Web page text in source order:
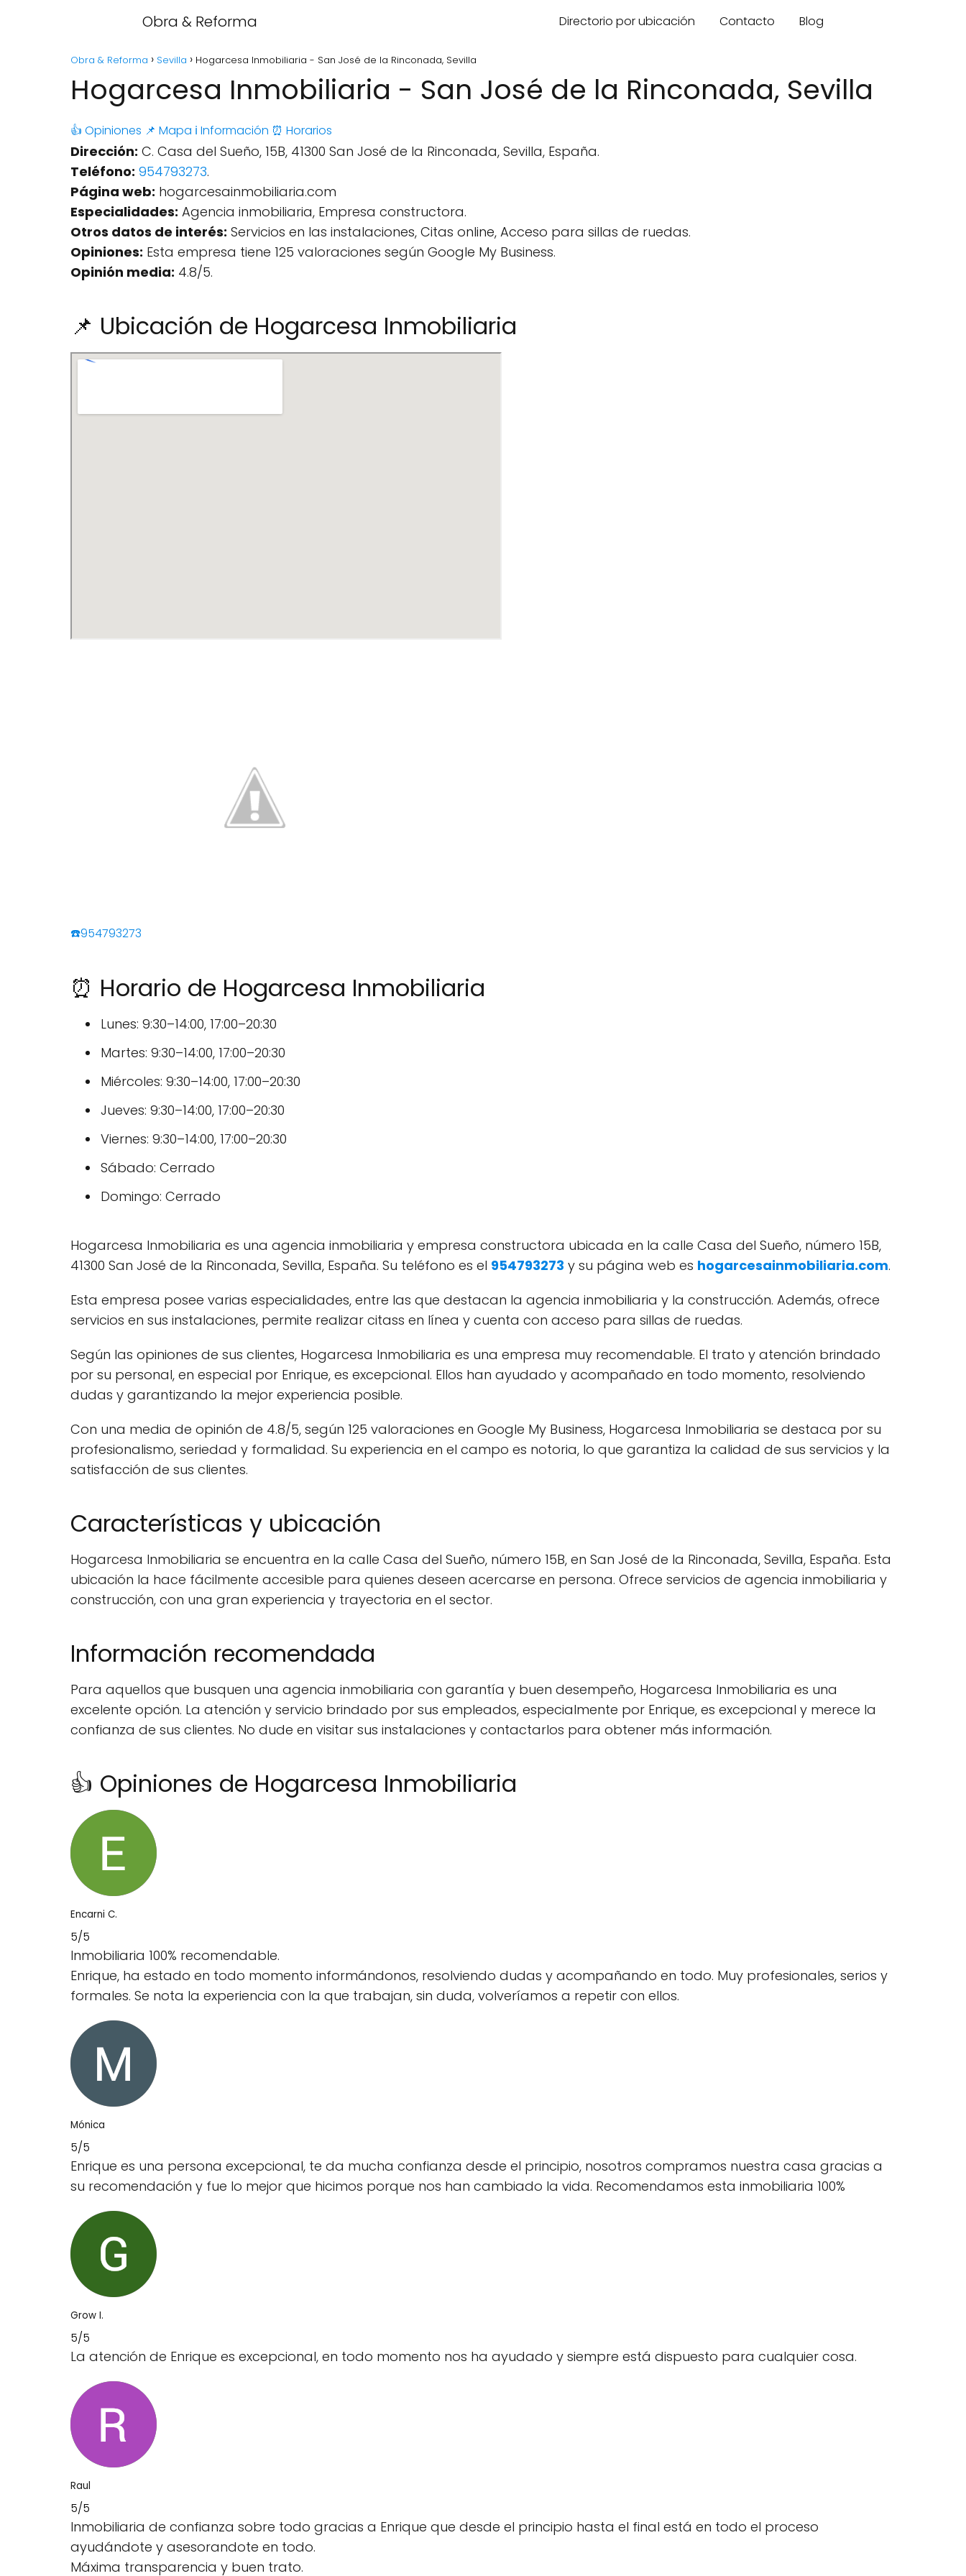
Obra & Reforma Directorio por ubicación Contacto Blog
Obra & Reforma Sevilla Hogarcesa Inmobiliaria - San José de la Rinconada, Sevilla
Hogarcesa Inmobiliaria - San José de la Rinconada, Sevilla
👍 Opiniones 📌 Mapa ℹ️ Información ⏰ Horarios
Dirección: C. Casa del Sueño, 15B, 41300 San José de la Rinconada, Sevilla, España.
Teléfono: 954793273.
Página web: hogarcesainmobiliaria.com
Especialidades: Agencia inmobiliaria, Empresa constructora.
Otros datos de interés: Servicios en las instalaciones, Citas online, Acceso para sillas de ruedas.
Opiniones: Esta empresa tiene 125 valoraciones según Google My Business.
Opinión media: 4.8/5.
📌 Ubicación de Hogarcesa Inmobiliaria
☎️954793273
⏰ Horario de Hogarcesa Inmobiliaria
Lunes: 9:30–14:00, 17:00–20:30
Martes: 9:30–14:00, 17:00–20:30
Miércoles: 9:30–14:00, 17:00–20:30
Jueves: 9:30–14:00, 17:00–20:30
Viernes: 9:30–14:00, 17:00–20:30
Sábado: Cerrado
Domingo: Cerrado
Hogarcesa Inmobiliaria es una agencia inmobiliaria y empresa constructora ubicada en la calle Casa del Sueño, número 15B,
41300 San José de la Rinconada, Sevilla, España. Su teléfono es el 954793273 y su página web es hogarcesainmobiliaria.com.
Esta empresa posee varias especialidades, entre las que destacan la agencia inmobiliaria y la construcción. Además, ofrece
servicios en sus instalaciones, permite realizar citass en línea y cuenta con acceso para sillas de ruedas.
Según las opiniones de sus clientes, Hogarcesa Inmobiliaria es una empresa muy recomendable. El trato y atención brindado
por su personal, en especial por Enrique, es excepcional. Ellos han ayudado y acompañado en todo momento, resolviendo
dudas y garantizando la mejor experiencia posible.
Con una media de opinión de 4.8/5, según 125 valoraciones en Google My Business, Hogarcesa Inmobiliaria se destaca por su
profesionalismo, seriedad y formalidad. Su experiencia en el campo es notoria, lo que garantiza la calidad de sus servicios y la
satisfacción de sus clientes.
Características y ubicación
Hogarcesa Inmobiliaria se encuentra en la calle Casa del Sueño, número 15B, en San José de la Rinconada, Sevilla, España. Esta
ubicación la hace fácilmente accesible para quienes deseen acercarse en persona. Ofrece servicios de agencia inmobiliaria y
construcción, con una gran experiencia y trayectoria en el sector.
Información recomendada
Para aquellos que busquen una agencia inmobiliaria con garantía y buen desempeño, Hogarcesa Inmobiliaria es una
excelente opción. La atención y servicio brindado por sus empleados, especialmente por Enrique, es excepcional y merece la
confianza de sus clientes. No dude en visitar sus instalaciones y contactarlos para obtener más información.
👍 Opiniones de Hogarcesa Inmobiliaria
Encarni C.
5/5
Inmobiliaria 100% recomendable.
Enrique, ha estado en todo momento informándonos, resolviendo dudas y acompañando en todo. Muy profesionales, serios y
formales. Se nota la experiencia con la que trabajan, sin duda, volveríamos a repetir con ellos.
Mónica
5/5
Enrique es una persona excepcional, te da mucha confianza desde el principio, nosotros compramos nuestra casa gracias a
su recomendación y fue lo mejor que hicimos porque nos han cambiado la vida. Recomendamos esta inmobiliaria 100%
Grow I.
5/5
La atención de Enrique es excepcional, en todo momento nos ha ayudado y siempre está dispuesto para cualquier cosa.
Raul
5/5
Inmobiliaria de confianza sobre todo gracias a Enrique que desde el principio hasta el final está en todo el proceso
ayudándote y asesorandote en todo.
Máxima transparencia y buen trato.